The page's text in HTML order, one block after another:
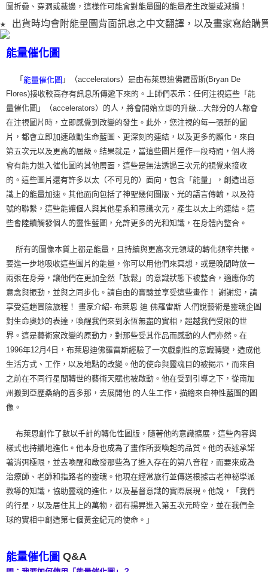
圖折疊、穿洞或裁邊，這樣作可能會對能量圖的能量產生改變或減損！
★ 出貨時均會附能量圖背面訊息之中文翻譯，以及畫家寫給購
能量催化圖
「 能量催化圖 」（accelerators）是由布萊恩迪佛羅雷斯(Bryan De
Flores)接收較高存有訊息所傳遞下來的。上師們表示：任何注視這些「能
量催化圖」（accelerators）的人，將會開始立即的升級...大部分的人都會
在注視圖片時，立即感覺到改變的發生。此外，您注視的每一張新的圖
片，都會立即加速啟動生命藍圖、更深刻的連結，以及更多的顯化，來自
第五次元以及更高的層級。結果就是，當這些圖片運作一段時間，個人將
會有能力進入催化圖的其他層面，這些是無法透過三次元的視覺來接收
的。這些圖片還有許多以太（不可見的）面向，包含「能量」，創造出意
識上的能量加速。其他面向包括了神聖幾何圖版、光的語言傳輸，以及符
號的聯繫，這些能讓個人與其他星系和意識次元，產生以太上的連結。這
些會陸續觸發個人的靈性藍圖，允許更多的光和知識，在身體內整合。
所有的圖像本質上都是能量，且持續與更高次元領域的轉化頻率共振。
要進一步地吸收這些圖片的能量，你可以用他們來冥想，或是晚間時放一
兩張在身旁，讓他們在更加全然「放鬆」的意識狀態下被整合，適應你的
意念與振動，並與之同步化。請自由的實驗並享受這些畫作！ 謝謝您，請
享受這趟冒險旅程！ 畫家介紹- 布萊恩 迪 佛羅雷斯 人們說藝術是靈魂企圖
對生命奧妙的表達，喚醒我們來到永恆無盡的實相，超越我們受限的世
界。這是藝術家改變的原動力，對那些受其作品而感動的人們亦然。在
1996年12月4日，布萊恩迪佛羅雷斯經驗了一次戲劇性的意識轉變，造成他
生活方式、工作，以及地點的改變。他的使命與靈魂目的被揭示，而來自
之前在不同行星間轉世的藝術天賦也被啟動。他在受到引導之下，從南加
州搬到亞歷桑納的喜多那，去展開他 的人生工作，描繪來自神性藍圖的圖
像。
布萊恩創作了數以千計的轉化性圖版，隨著他的意識擴展，這些內容與
樣式也持續地進化。他本身也成為了畫作所要喚起的品質。他的表述承諾
著消弭極限，並去喚醒和啟發那些為了進入存在的第八音程，而要來成為
治療師、老師和指路者的靈魂。他現在經常旅行並傳送根據古老神祕學派
教導的知識，協助靈魂的進化，以及基督意識的實際展現。他說，「我們
的行星，以及居住其上的萬物，都有揚昇進入第五次元時空，並在我們全
球的實相中創造第七個黃金紀元的使命。」
能量催化圖 Q&A